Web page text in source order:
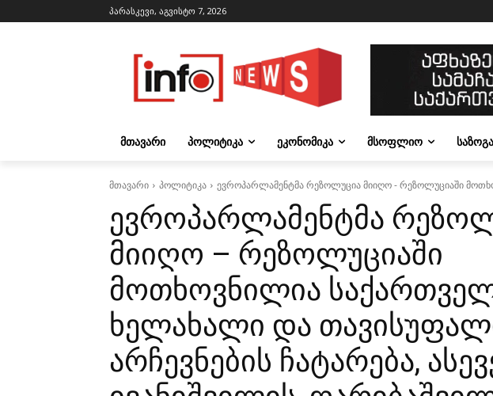
პარასკევი, აგვისტო 7, 2026
ᲛᲗᲐᲕᲐᲠᲘ ᲞᲝᲚᲘᲢᲘᲙᲐ ᲔᲙᲝᲜᲝᲛᲘᲙᲐ ᲛᲡᲝᲤᲚᲘᲝ
მთავარი პოლიტიკა ევროპარლამენტმა რეზოლუცია მიიღო - რეზოლუციაში
ევროპარლამენტმა
მიიღო – რეზოლუციაში
მოთხოვნილია
ხელახალი და
არჩევნების ჩატარება,